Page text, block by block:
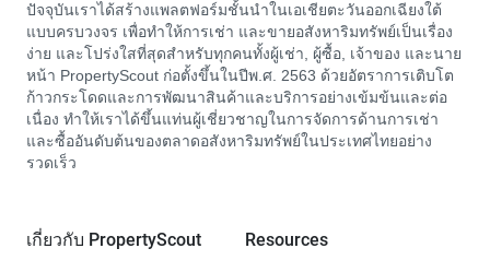
ปัจจุบันเราได้สร้างแพลตฟอร์มชั้นนำในเอเชียตะวันออกเฉียงใต้
แบบครบวงจร เพื่อทำให้การเช่า และขายอสังหาริมทรัพย์เป็นเรื่อง
ง่าย และโปร่งใสที่สุดสำหรับทุกคนทั้งผู้เช่า, ผู้ซื้อ, เจ้าของ และนาย
หน้า PropertyScout ก่อตั้งขึ้นในปีพ.ศ. 2563 ด้วยอัตราการเติบโต
ก้าวกระโดดและการพัฒนาสินค้าและบริการอย่างเข้มข้นและต่อ
เนื่อง ทำให้เราได้ขึ้นแท่นผู้เชี่ยวชาญในการจัดการด้านการเช่า
และซื้ออันดับต้นของตลาดอสังหาริมทรัพย์ในประเทศไทยอย่าง
รวดเร็ว
เกี่ยวกับ PropertyScout Resources